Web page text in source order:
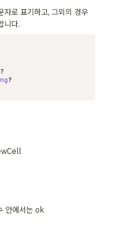
자로 표기하고, 그외의 경우
니다.
?
안에서는 ok